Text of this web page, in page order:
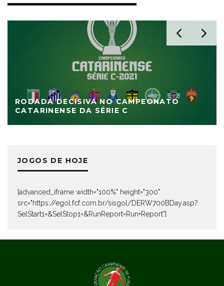
RODADA DECISIVA NO CAMPEONATO
CATARINENSE DA SÉRIE C
JOGOS DE HOJE
[advanced_iframe width="100%" height="300"
src="https://egol.fcf.com.br/sisgol/DERW700BDay.asp?
SelStart1=&SelStop1=&RunReport=Run+Report"]